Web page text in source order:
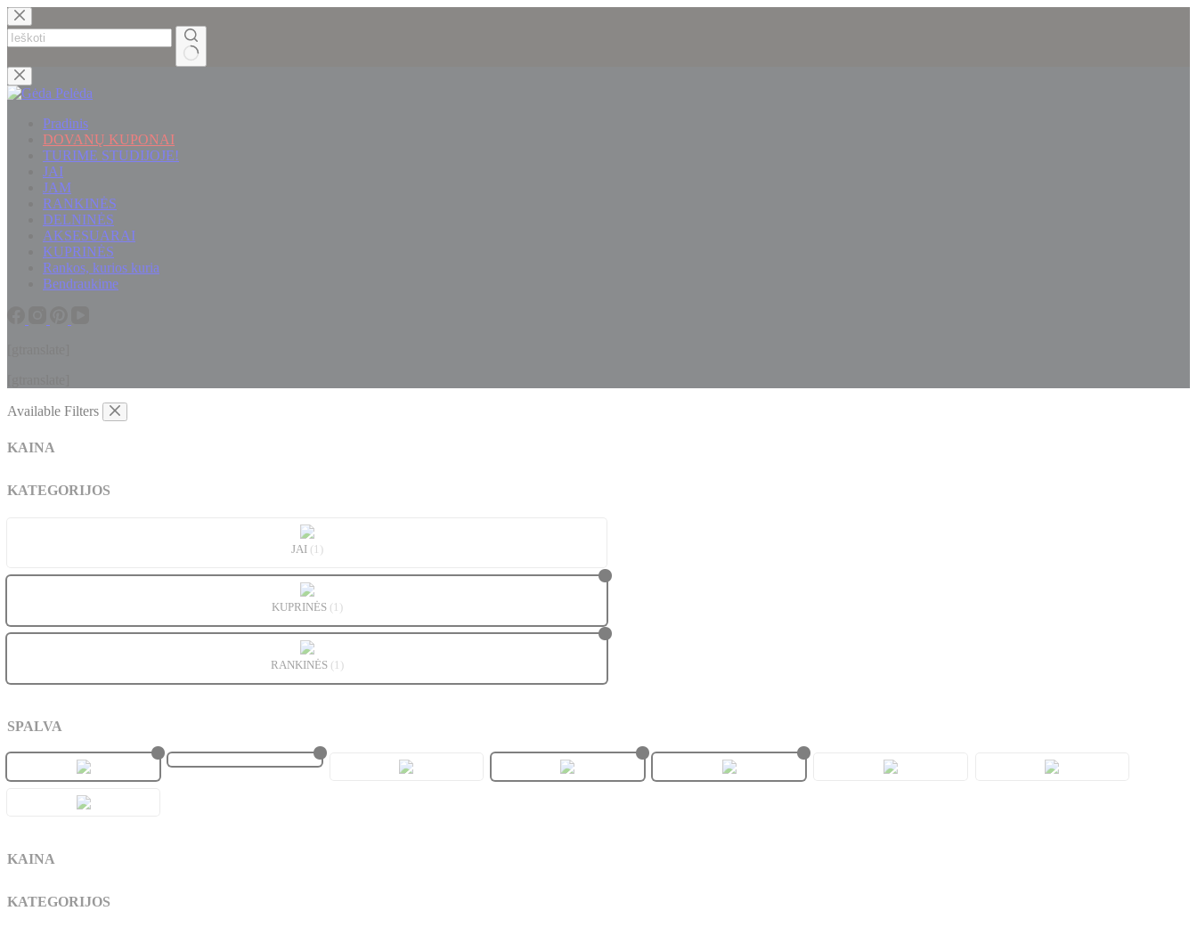
Skip
to
content
No
results
Pradinis
DOVANŲ KUPONAI
TURIME STUDIJOJE!
JAI
JAM
RANKINĖS
DELNINĖS
AKSESUARAI
KUPRINĖS
Rankos, kurios kuria
Bendraukime
Available Filters
KAINA
KATEGORIJOS
JAI (1)
KUPRINĖS (1)
RANKINĖS (1)
SPALVA
KAINA
KATEGORIJOS